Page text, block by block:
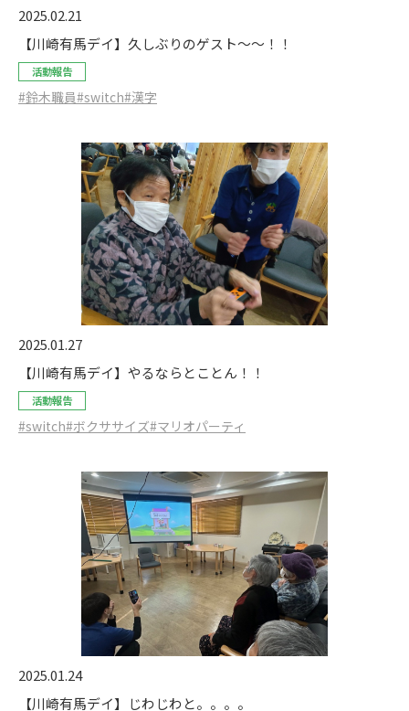
2025.02.21
【川崎有馬デイ】久しぶりのゲスト～～！！
活動報告
#鈴木職員#switch#漢字
2025.01.27
【川崎有馬デイ】やるならとことん！！
活動報告
#switch#ボクササイズ#マリオパーティ
2025.01.24
【川崎有馬デイ】じわじわと。。。。